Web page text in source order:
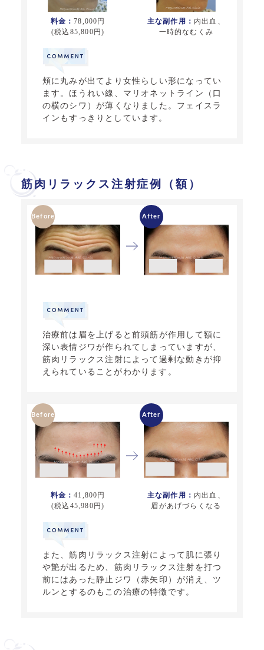
料金：78,000円
(税込85,800円)
主な副作用： 内出血、
一時的なむくみ
頬に丸みが出てより女性らしい形になってい
ます。ほうれい線、マリオネットライン（口
の横のシワ）が薄くなりました。フェイスラ
インもすっきりとしています。
筋肉リラックス注射症例（額）
治療前は眉を上げると前頭筋が作用して額に
深い表情ジワが作られてしまっていますが、
筋肉リラックス注射によって過剰な動きが抑
えられていることがわかります。
料金：41,800円
(税込45,980円)
主な副作用： 内出血、
眉があげづらくなる
また、筋肉リラックス注射によって肌に張り
や艶が出るため、筋肉リラックス注射 を打つ
前にはあった静止ジワ（赤矢印）が消え、ツ
ルンとするのもこの治療の特徴です。